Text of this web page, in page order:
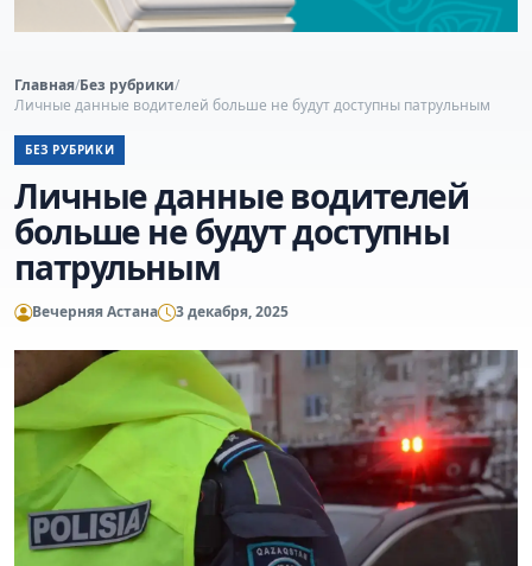
Главная/Без рубрики/
Личные данные водителей больше не будут доступны патрульным
БЕЗ РУБРИКИ
Личные данные водителей
больше не будут доступны
патрульным
Вечерняя Астана 3 декабря, 2025